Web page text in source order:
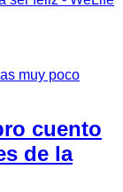
cuento
de la